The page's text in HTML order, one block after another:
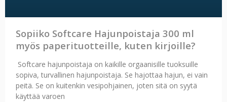
Sopiiko Softcare Hajunpoistaja 300 ml
myös paperituotteille, kuten kirjoille?
Softcare hajunpoistaja on kaikille orgaanisille tuoksuille
sopiva, turvallinen hajunpoistaja. Se hajottaa hajun, ei vain
peitä. Se on kuitenkin vesipohjainen, joten sitä on syytä
käyttää varoen